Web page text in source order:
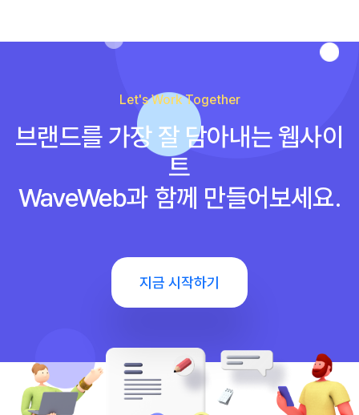
Let's Work Together
브랜드를 가장 잘 담아내는 웹사이
트
WaveWeb과 함께 만들어보세요.
지금 시작하기